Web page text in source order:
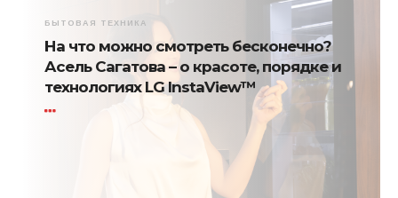
БЫТОВАЯ ТЕХНИКА
На что можно смотреть бесконечно?
Асель Сагатова – о красоте, порядке и
технологиях LG InstaView™